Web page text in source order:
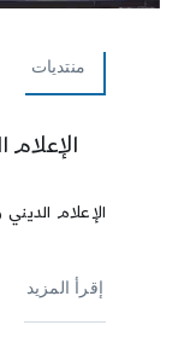
منتديات
الإعلام
إقرأ المزيد